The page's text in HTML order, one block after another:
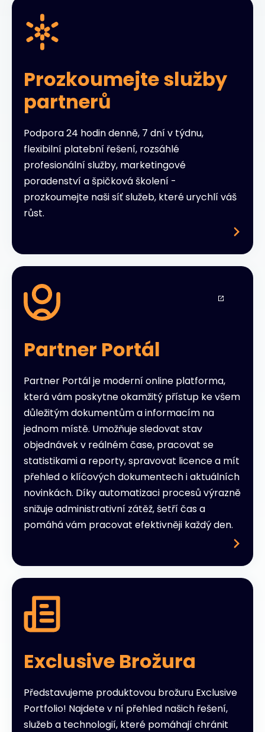
Prozkoumejte služby
partnerů
Podpora 24 hodin denně, 7 dní v týdnu,
flexibilní platební řešení, rozsáhlé
profesionální služby, marketingové
poradenství a špičková školení -
prozkoumejte naši síť služeb, které urychlí váš
růst.
Partner Portál
Partner Portál je moderní online platforma,
která vám poskytne okamžitý přístup ke všem
důležitým dokumentům a informacím na
jednom místě. Umožňuje sledovat stav
objednávek v reálném čase, pracovat se
statistikami a reporty, spravovat licence a mít
přehled o klíčových dokumentech i aktuálních
novinkách. Díky automatizaci procesů výrazně
snižuje administrativní zátěž, šetří čas a
pomáhá vám pracovat efektivněji každý den.
Exclusive Brožura
Představujeme produktovou brožuru Exclusive
Portfolio! Najdete v ní přehled našich řešení,
služeb a technologií, které pomáhají chránit